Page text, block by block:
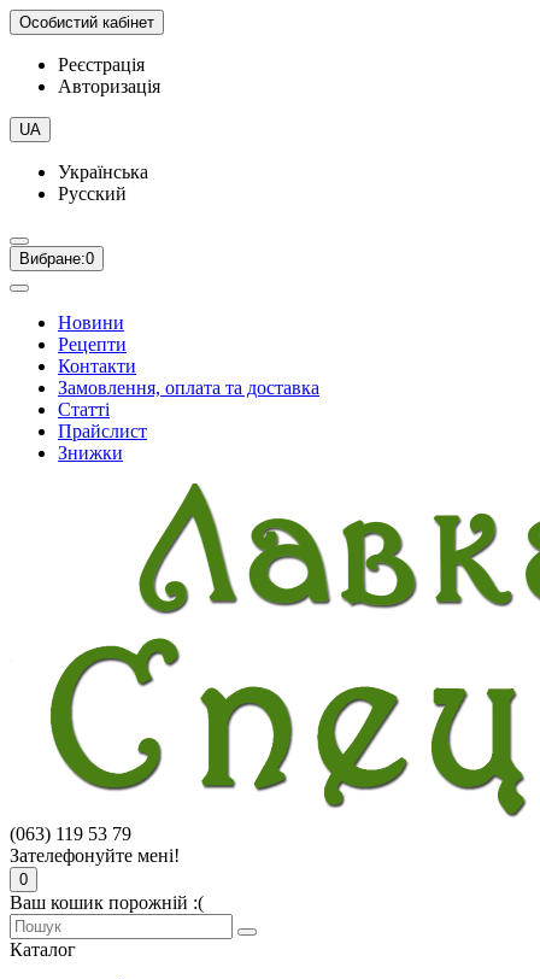
Особистий кабінет
Реєстрація
Авторизація
UA
Українська
Русский
Вибране:0
Новини
Рецепти
Контакти
Замовлення, оплата та доставка
Статті
Прайслист
Знижки
(063) 119 53 79
Зателефонуйте мені!
0
Ваш кошик порожній :(
Каталог